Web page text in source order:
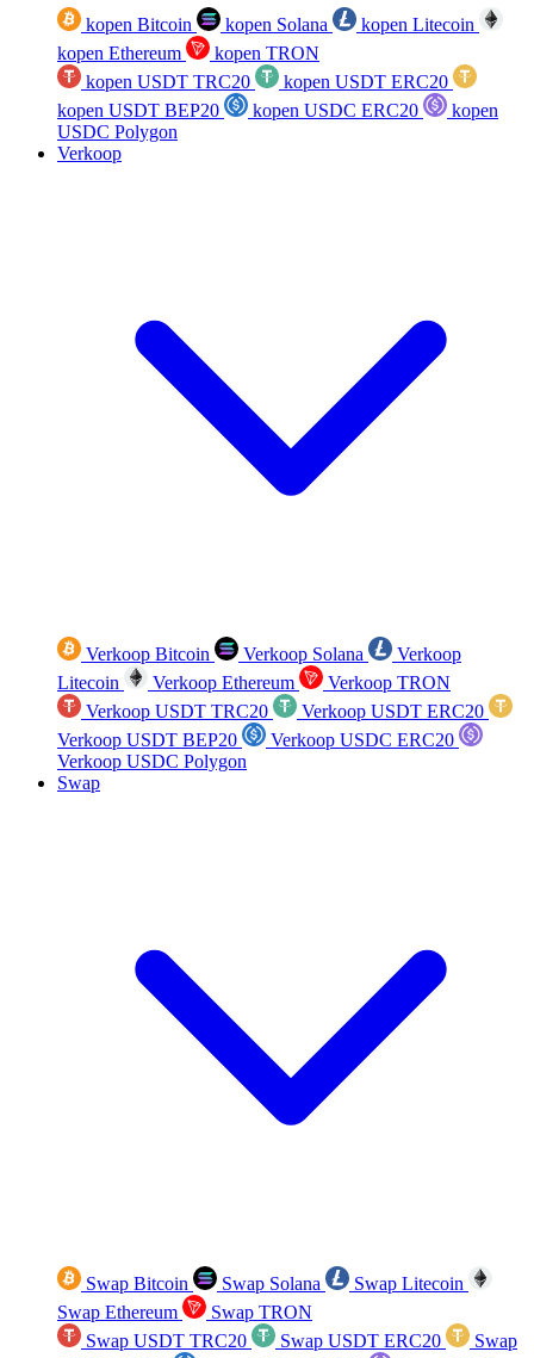
kopen Bitcoin kopen Solana
kopen Litecoin
kopen Ethereum
kopen TRON
kopen USDT TRC20
kopen USDT ERC20
kopen USDT BEP20
kopen USDC ERC20
kopen
USDC Polygon
Verkoop
Verkoop Bitcoin Verkoop Solana
Verkoop
Litecoin
Verkoop Ethereum
Verkoop TRON
Verkoop USDT TRC20
Verkoop USDT ERC20
Verkoop USDT BEP20
Verkoop USDC ERC20
Verkoop USDC Polygon
Swap
Swap Bitcoin Swap Solana
Swap Litecoin
Swap Ethereum
Swap TRON
Swap USDT TRC20
Swap USDT ERC20
Swap